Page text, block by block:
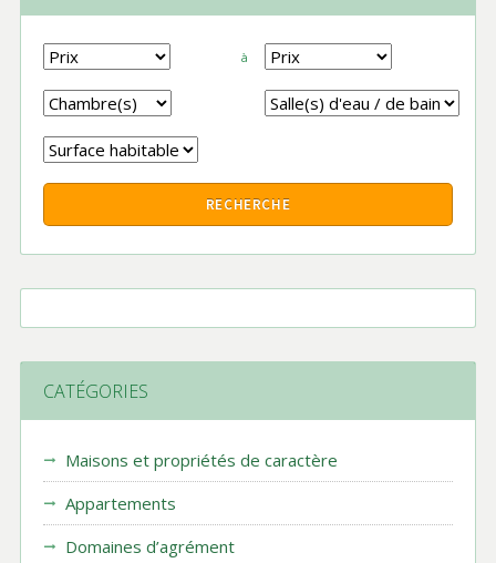
à
CATÉGORIES
Maisons et propriétés de caractère
Appartements
Domaines d’agrément